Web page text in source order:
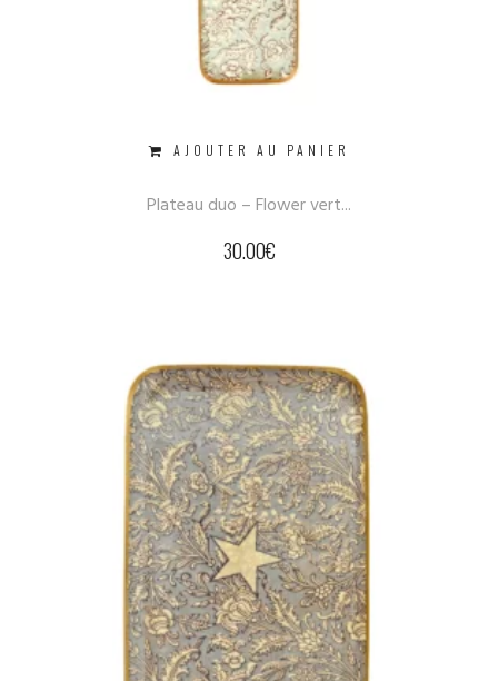
AJOUTER AU PANIER
Plateau duo – Flower vert...
30.00€